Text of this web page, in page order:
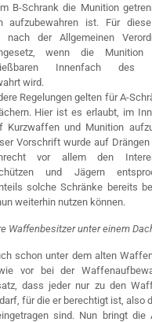
B-Schrank die Munition
aufzubewahren ist. Für
nach der Allgemeinen
wenn die
Innenfach des
wird.
Regelungen gelten für A-
Hier ist es erlaubt, im
Kurzwaffen und Munition
Vorschrift wurde auf Drängen
vor allem den
und Jägern
solche Schränke bereits
weiterhin nutzen können.
Waffenbesitzer unter einem
schon unter dem alten
vor bei der
dass jeder nur zu den
für die er berechtigt ist, also
sind. Nun bringt die